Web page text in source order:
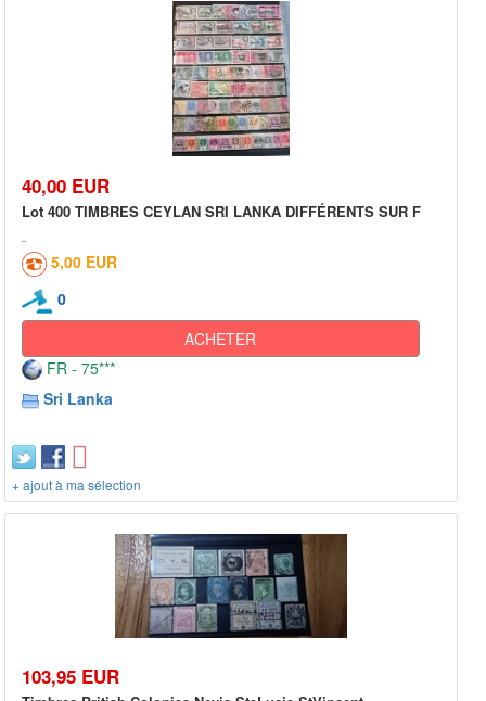
40,00 EUR
Lot 400 TIMBRES CEYLAN SRI LANKA DIFFÉRENTS SUR F
5,00 EUR
0
ACHETER
FR - 75***
Sri Lanka
+ ajout à ma sélection
103,95 EUR